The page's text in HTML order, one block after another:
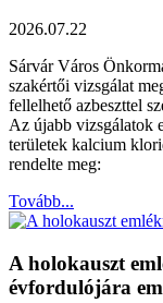
2026.07.22
Sárvár Város
szakértői vizsgálat
fellelhető azbeszttel
Az újabb vizsgálatok
területek kalcium
rendelte meg:
Tovább...
A holokauszt
évfordulójára